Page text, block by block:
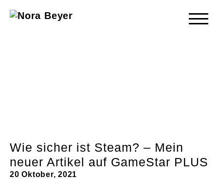
Wie sicher ist Steam? – Mein
neuer Artikel auf GameStar PLUS
20 Oktober, 2021